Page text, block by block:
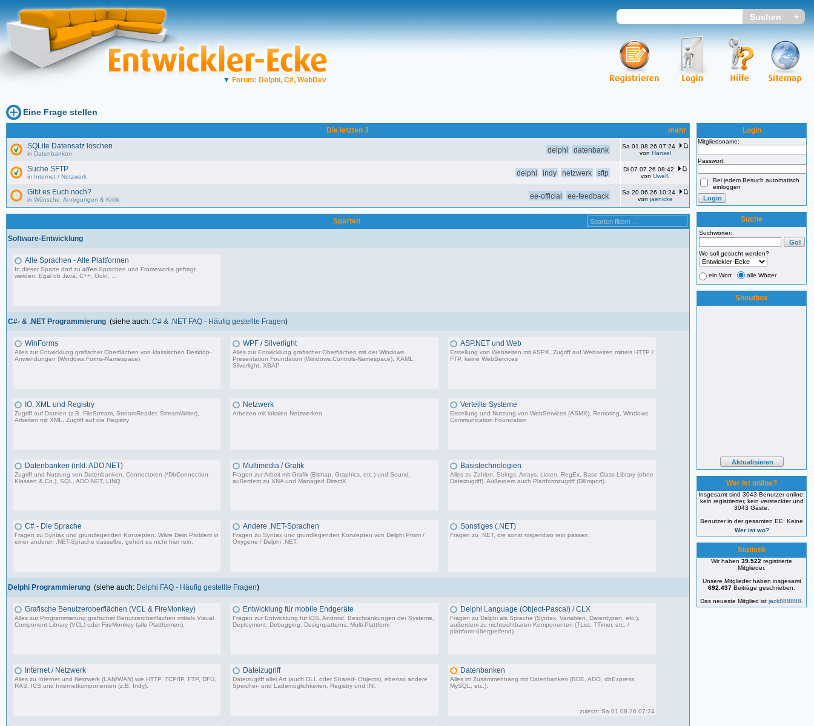
▼ Forum: Delphi, C#, WebDev
Eine Frage stellen
mehr
Die letzten 3
delphi datenbank
SQLite Datensatz löschen
in Datenbanken
Sa 01.08.26 07:24
von Hänsel
delphi indy netzwerk sftp
Suche SFTP
in Internet / Netzwerk
Di 07.07.26 08:42
von UweK
ee-official ee-feedback
Gibt es Euch noch?
in Wünsche, Anregungen & Kritik
Sa 20.06.26 10:24
von jaenicke
Sparten
Software-Entwicklung
Alle Sprachen - Alle Plattformen
In dieser Sparte darf zuallen Sprachen und Frameworks gefragt
werden. Egal ob Java, C++, Ook!, ...
C#- & .NET Programmierung (siehe auch: C# & .NET FAQ - Häufig gestellte Fragen)
WinForms
Alles zur Entwicklung grafischer Oberflächen von klassischen Desktop-
Anwendungen (Windows.Forms-Namespace)
WPF / Silverlight
Alles zur Entwicklung grafischer Oberflächen mit der Windows
Presentation Foundation (Windows.Controls-Namespace), XAML,
Silverlight, XBAP
ASP.NET und Web
Erstellung von Webseiten mit ASPX, Zugriff auf Webseiten mittels HTTP /
FTP, keine WebServices
IO, XML und Registry
Zugriff auf Dateien (z.B. FileStream, StreamReader, StreamWriter),
Arbeiten mit XML, Zugriff auf die Registry
Netzwerk
Arbeiten mit lokalen Netzwerken
Verteilte Systeme
Erstellung und Nutzung von WebServices (ASMX), Remoting, Windows
Communication Foundation
Datenbanken (inkl. ADO.NET)
Zugriff und Nutzung von Datenbanken, Connectoren (*DbConnection-
Klassen & Co.), SQL, ADO.NET, LINQ
Multimedia / Grafik
Fragen zur Arbeit mit Grafik (Bitmap, Graphics, etc.) und Sound,
außerdem zu XNA und Managed DirectX
Basistechnologien
Alles zu Zahlen, Strings, Arrays, Listen, RegEx, Base Class Library (ohne
Dateizugriff). Außerdem auch Plattformzugriff (DllImport).
C# - Die Sprache
Fragen zu Syntax und grundlegenden Konzepten. Wäre Dein Problem in
einer anderen .NET-Sprache dasselbe, gehört es nicht hier rein.
Andere .NET-Sprachen
Fragen zu Syntax und grundlegenden Konzepten von Delphi Prism /
Oxygene / Delphi .NET.
Sonstiges (.NET)
Fragen zu .NET, die sonst nirgendwo rein passen.
Delphi Programmierung (siehe auch: Delphi FAQ - Häufig gestellte Fragen)
Grafische Benutzeroberflächen (VCL & FireMonkey)
Alles zur Programmierung grafischer Benutzeroberflächen mittels Visual
Component Library (VCL) oder FireMonkey (alle Plattformen).
Entwicklung für mobile Endgeräte
Fragen zur Entwicklung für iOS, Android. Beschränkungen der Systeme,
Deployment, Debugging, Designpatterns, Multi-Plattform
Delphi Language (Object-Pascal) / CLX
Fragen zu Delphi als Sprache (Syntax, Variablen, Datentypen, etc.),
außerdem zu nichtsichtbaren Komponenten (TList, TTimer, etc. /
plattform-übergreifend).
Internet / Netzwerk
Alles zu Internet und Netzwerk (LAN/WAN) wie HTTP, TCP/IP, FTP, DFÜ,
RAS, ICS und Internetkomponenten (z.B. Indy).
Dateizugriff
Dateizugriff aller Art (auch DLL oder Shared- Objects), ebenso andere
Speicher- und Lademöglichkeiten, Registry und INI.
Datenbanken
Alles im Zusammenhang mit Datenbanken (BDE, ADO, dbExpress,
MySQL, etc.).
zuletzt: Sa 01.08.26 07:24
40.485 Beiträge, zuletzt: Sa 01.08.26 07:24
Login
Mitgliedsname:
Passwort:
Bei jedem Besuch automatisch
einloggen
Suche
Suchwörter:
Wo soll gesucht werden?
ein Wort alle Wörter
Shoutbox
Wer ist online?
Insgesamt sind 3043 Benutzer online:
kein registrierter, kein versteckter und
3043 Gäste.
Benutzer in der gesamten EE: Keine
Wer ist wo?
Statistik
Wir haben 39.522 registrierte
Mitglieder.
Unsere Mitglieder haben insgesamt
692.437 Beiträge geschrieben.
Das neueste Mitglied ist jack888888.